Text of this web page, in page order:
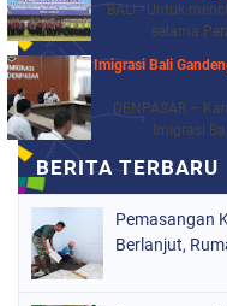
BALI - Untuk
selama
Imigrasi Bali
DENPASAR –
Imigrasi
Pemasangan
Berlanjut,